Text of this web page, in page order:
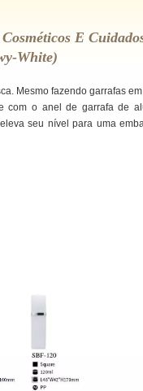
E
White)
Mesmo fazendo garrafas
com o anel de garrafa de
seu nível para uma